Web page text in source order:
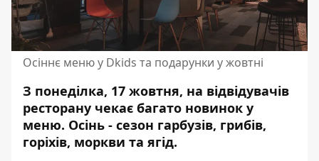
Осіннє меню у Dkids та подарунки у жовтні
З понеділка, 17 жовтня, на відвідувачів
ресторану чекає багато новинок у
меню. Осінь - сезон гарбузів, грибів,
горіхів, моркви та ягід.